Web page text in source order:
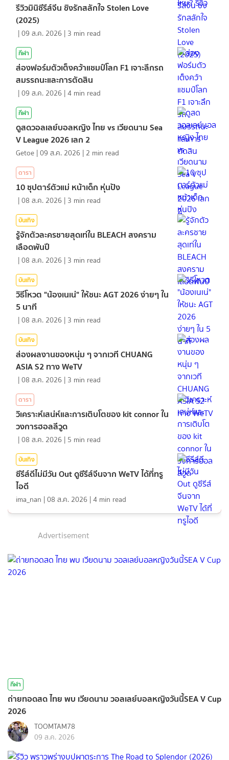
รีวิวมินิซีรีส์จีน ชิงรักสลักใจ Stolen Love
(2025)
|09 ส.ค. 2026 | 3 min read
กีฬา
ส่องฟอร์มตัวเต็งคว้าแชมป์โลก F1 เจาะลึกรถ
สมรรถนะและการตัดสิน
|09 ส.ค. 2026 |4 min read
กีฬา
ดูสดวอลเลย์บอลหญิง ไทย vs เวียดนาม Sea
V League 2026 เลก 2
Getoe |09 ส.ค. 2026 | 2 min read
ดารา
10 ซุปตาร์ตัวแม่ หน้าเด็ก หุ่นปัง
|08 ส.ค. 2026 | 3 min read
บันเทิง
รู้จักตัวละครชายสุดเท่ใน BLEACH สงคราม
เลือดพันปี
|08 ส.ค. 2026 | 3 min read
บันเทิง
วิธีโหวต "น้องเนเน่" ให้ชนะ AGT 2026 ง่ายๆ ใน
5 นาที
|08 ส.ค. 2026 | 3 min read
บันเทิง
ส่องผลงานของหนุ่ม ๆ จากเวที CHUANG
ASIA S2 ทาง WeTV
|08 ส.ค. 2026 | 3 min read
ดารา
วิเคราะห์เสน่ห์และการเติบโตของ kit connor ใน
วงการฮอลลีวูด
|08 ส.ค. 2026 | 5 min read
บันเทิง
ซีรีส์ดีไม่มีวัน Out ดูซีรีส์จีนจาก WeTV ได้ที่ทรู
ไอดี
ima_nan |08 ส.ค. 2026 |4 min read
Advertisement
กีฬา
ถ่ายทอดสด ไทย พบ เวียดนาม วอลเลย์บอลหญิงวันนี้SEA V Cup
2026
TOOMTAM78
09 ส.ค. 2026